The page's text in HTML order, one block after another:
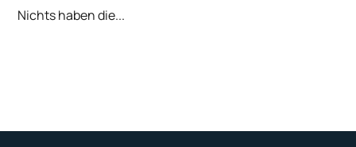
Nichts haben die...